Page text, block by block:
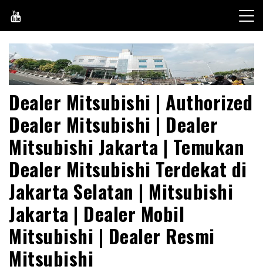
content
Dealer Mitsubishi | Authorized
Dealer Mitsubishi | Dealer
Mitsubishi Jakarta | Temukan
Dealer Mitsubishi Terdekat di
Jakarta Selatan | Mitsubishi
Jakarta | Dealer Mobil
Mitsubishi | Dealer Resmi
Mitsubishi